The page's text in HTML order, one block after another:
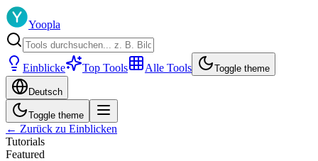
Yoopla
Einblicke Top Tools Alle Tools Toggle theme
Deutsch
Toggle theme
← Zurück zu Einblicken
Tutorials
Featured